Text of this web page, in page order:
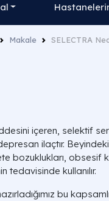
Makale SELECTRA
içeren, selektif
ilaçtır.
bozuklukları, obsesif
tedavisinde kullanılır.
bu